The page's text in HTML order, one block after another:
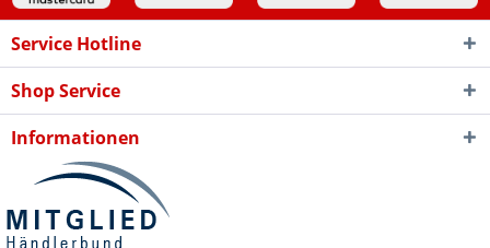
Service Hotline
Shop Service
Informationen